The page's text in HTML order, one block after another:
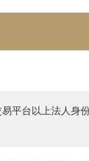
平台以上法人身